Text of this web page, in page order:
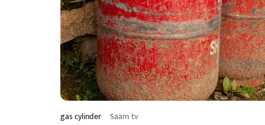
gas cylinder Saam tv